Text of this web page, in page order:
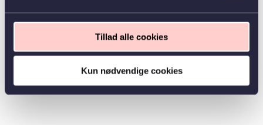
Tillad alle cookies
Kun nødvendige cookies